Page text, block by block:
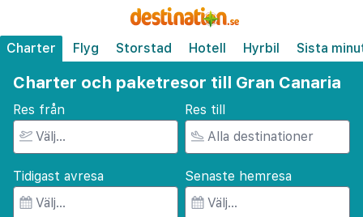
Charter Flyg Storstad Hotell Hyrbil Sista
Charter och paketresor till Gran Canaria
Res från Res till
Tidigast avresa Senaste hemresa